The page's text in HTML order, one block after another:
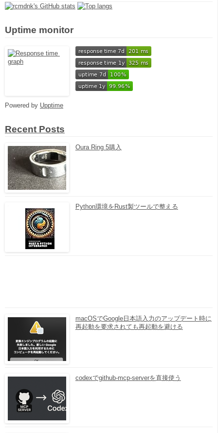
Uptime monitor
Powered by Upptime
Recent Posts
Oura Ring 5購入
Python環境をRust製ツールで整える
macOSでGoogle日本語入力のアップデート時に
再起動を要求されても再起動を避ける
codexでgithub-mcp-serverを直接使う